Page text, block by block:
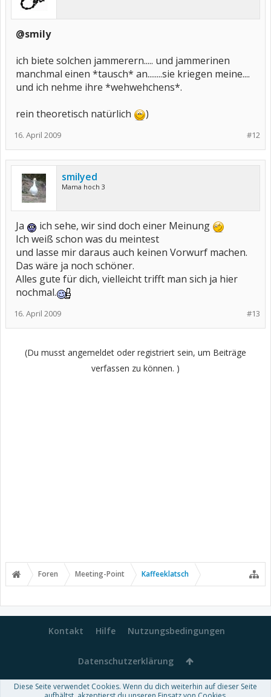
@smily
ich biete solchen jammerern..... und jammerinen
manchmal einen *tausch* an........sie kriegen meine....
und ich nehme ihre *wehwehchens*.
rein theoretisch natürlich
)
#12
16. April 2009
smilyed
Mama hoch 3
Ja
ich sehe, wir sind doch einer Meinung
Ich weiß schon was du meintest
und lasse mir daraus auch keinen Vorwurf machen.
Das wäre ja noch schöner.
Alles gute für dich, vielleicht trifft man sich ja hier
nochmal.
#13
16. April 2009
(Du musst angemeldet oder registriert sein, um Beiträge
verfassen zu können. )
Foren Meeting-Point Kaffeeklatsch
Kontakt Hilfe Nutzungsbedingungen
Datenschutzerklärung
Diese Seite verwendet Cookies. Wenn du dich weiterhin auf dieser Seite